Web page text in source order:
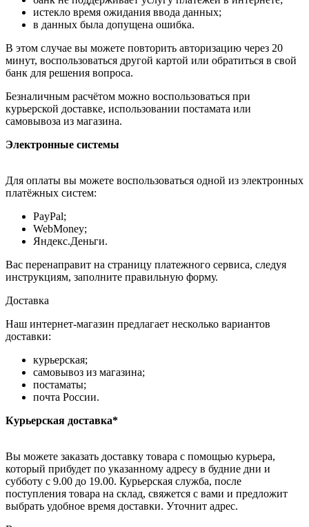
истекло время ожидания ввода данных;
в данных была допущена ошибка.
В этом случае вы можете повторить авторизацию через 20
минут, воспользоваться другой картой или обратиться в свой
банк для решения вопроса.
Безналичным расчётом можно воспользоваться при
курьерской доставке, использовании постамата или
самовывоза из магазина.
Электронные системы
Для оплаты вы можете воспользоваться одной из электронных
платёжных систем:
PayPal;
WebMoney;
Яндекс.Деньги.
Вас перенаправит на страницу платежного сервиса, следуя
инструкциям, заполните правильную форму.
Доставка
Наш интернет-магазин предлагает несколько вариантов
доставки:
курьерская;
самовывоз из магазина;
постаматы;
почта России.
Курьерская доставка*
Вы можете заказать доставку товара с помощью курьера,
который прибудет по указанному адресу в будние дни и
субботу с 9.00 до 19.00. Курьерская служба, после
поступления товара на склад, свяжется с вами и предложит
выбрать удобное время доставки. Уточнит адрес.